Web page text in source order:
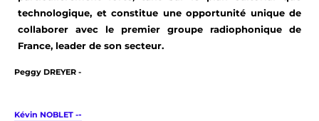
technologique, et constitue une opportunité unique de
collaborer avec le premier groupe radiophonique de
France, leader de son secteur.
Peggy DREYER -
Kévin NOBLET --